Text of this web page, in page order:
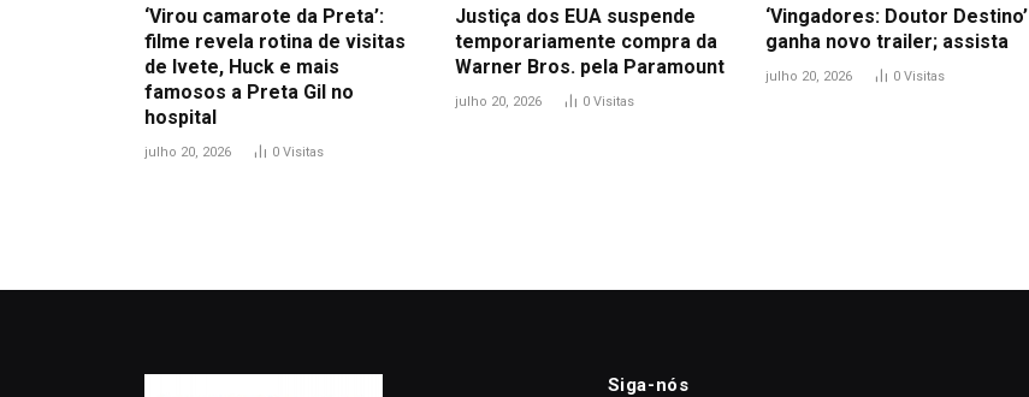
‘Virou camarote da Preta’:
filme revela rotina de visitas
de Ivete, Huck e mais
famosos a Preta Gil no
hospital
julho 20, 2026 0 Visitas
Justiça dos EUA suspende
temporariamente compra da
Warner Bros. pela Paramount
julho 20, 2026 0 Visitas
‘Vingadores: Doutor Destino’
ganha novo trailer; assista
julho 20, 2026 0 Visitas
Siga-nós